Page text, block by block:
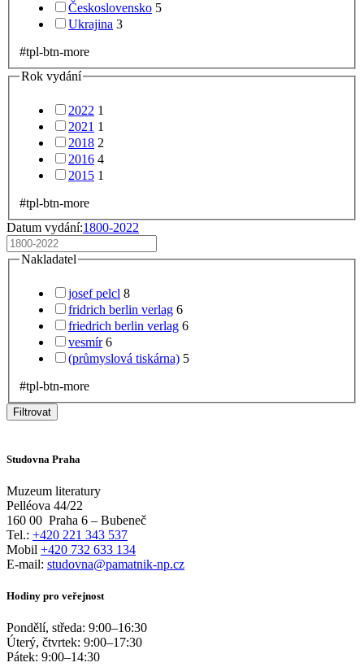
Československo 5
Ukrajina 3
#tpl-btn-more
Rok vydání
2022 1
2021 1
2018 2
2016 4
2015 1
#tpl-btn-more
Datum vydání:1800-2022
Nakladatel
josef pelcl 8
fridrich berlin verlag 6
friedrich berlin verlag 6
vesmír 6
(průmyslová tiskárna) 5
#tpl-btn-more
Filtrovat
Studovna Praha
Muzeum literatury
Pelléova 44/22
160 00 Praha 6 – Bubeneč
Tel.: +420 221 343 537
Mobil +420 732 633 134
E-mail: studovna@pamatnik-np.cz
Hodiny pro veřejnost
Pondělí, středa: 9:00–16:30
Úterý, čtvrtek: 9:00–17:30
Pátek: 9:00–14:30